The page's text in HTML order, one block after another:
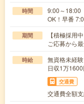
時間
9:00～18:00
OK！早番
期間
【積極採用
ご応募から
時給
無資格未経
日収1万
交通費
交通費全額